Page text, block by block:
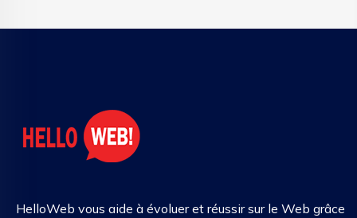
HelloWeb vous aide à évoluer et réussir sur le Web grâce